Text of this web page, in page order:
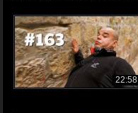
22:58